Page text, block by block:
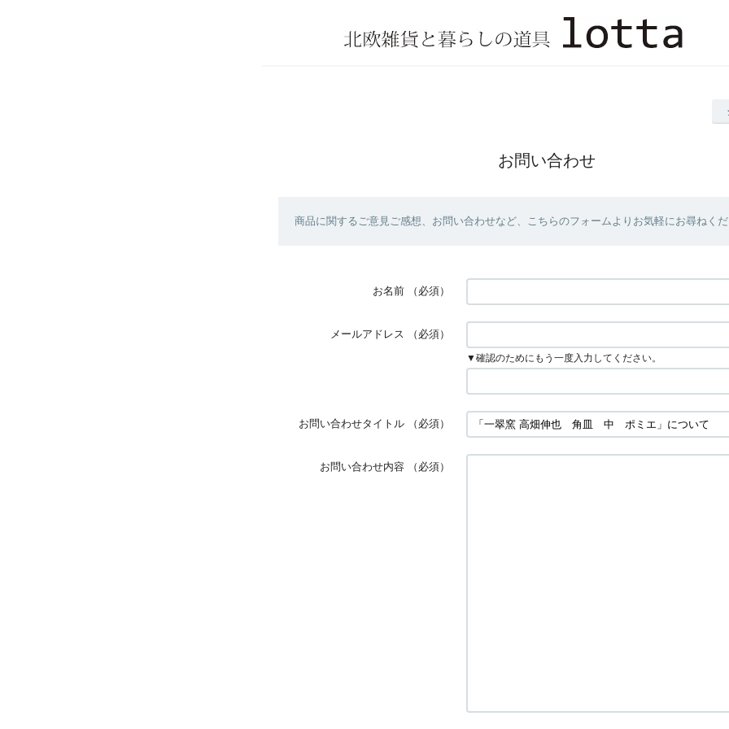
お問い合わせ
商品に関するご意見ご感想、お問い合わせなど、こちらのフォームよりお気軽にお尋ねくだ
お名前 （必須）
メールアドレス （必須）
▼確認のためにもう一度入力してください。
お問い合わせタイトル （必須）
お問い合わせ内容 （必須）